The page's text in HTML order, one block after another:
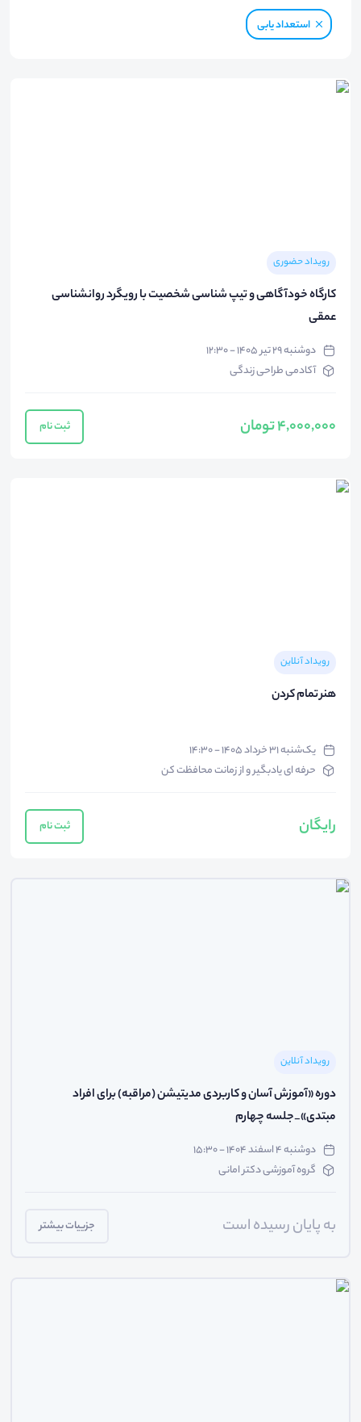
استعداد یابی
رویداد حضوری
کارگاه خودآگاهی و تیپ شناسی شخصیت با رویگرد روانشناسی
عمقی
دوشنبه ۲۹ تیر ۱۴۰۵ - ۱۲:۳۰
آکادمی طراحی زندگی
4,000,000 تومان ثبت نام
رویداد آنلاین
هنر تمام کردن
یک‌شنبه ۳۱ خرداد ۱۴۰۵ - ۱۴:۳۰
حرفه ای یادبگیر و از زمانت محافظت کن
رایگان ثبت نام
رویداد آنلاین
دوره «آموزش آسان و کاربردی مدیتیشن (مراقبه) برای افراد
مبتدی»_جلسه چهارم
دوشنبه ۴ اسفند ۱۴۰۴ - ۱۵:۳۰
گروه آموزشی دکتر امانی
به پایان رسیده است جزییات بیشتر